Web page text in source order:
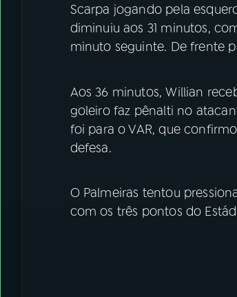
Scarpa jogando pela
diminuiu aos 31 minutos,
minuto seguinte. De frente
Aos 36 minutos, Willian
goleiro faz pênalti no
foi para o VAR, que
defesa.
O Palmeiras tentou
com os três pontos do